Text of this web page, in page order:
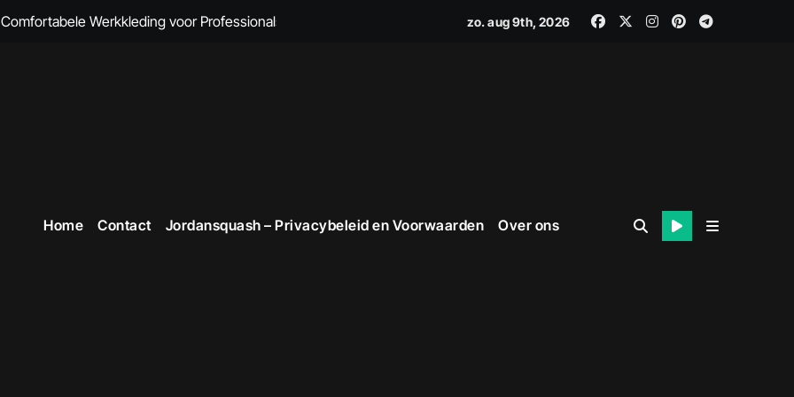
Werkkleding voor Professionals
Kleding
Overall Kopen voor Elke Gelegenheid
voor Dames
Veiligheid in Stijl
voor Stijlvolle en Functionele Outfits op de Werkvloer
Uitstraling op het Werk
Werkkleding in België
zo. aug 9th, 2026
Home Contact Jordansquash – Privacybeleid en Voorwaarden Over ons